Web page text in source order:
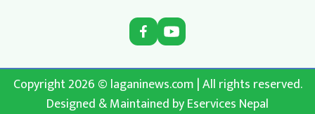
Copyright 2026 © laganinews.com | All rights reserved.
Designed & Maintained byEservices Nepal